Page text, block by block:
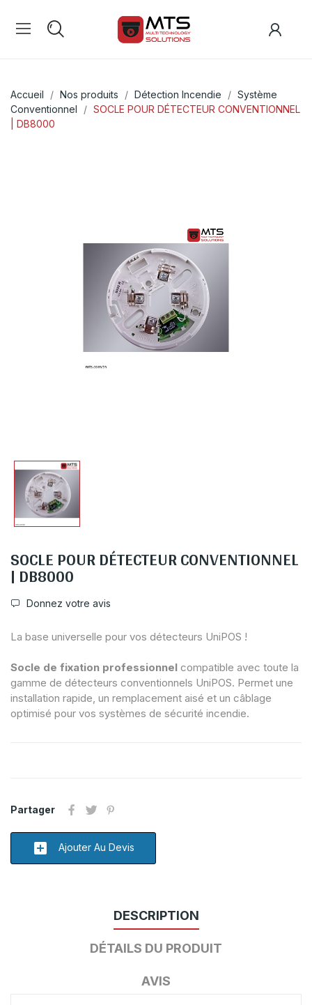
Accueil Nos produits Détection Incendie
Système
Conventionnel
SOCLE POUR DÉTECTEUR CONVENTIONNEL
| DB8000
SOCLE POUR DÉTECTEUR CONVENTIONNEL
| DB8000
Donnez votre avis
La base universelle pour vos détecteurs UniPOS !
Socle de fixation professionnel compatible avec toute la
gamme de détecteurs conventionnels UniPOS. Permet une
installation rapide, un remplacement aisé et un câblage
optimisé pour vos systèmes de sécurité incendie.
Partager
add_box Ajouter Au Devis
DESCRIPTION
DÉTAILS DU PRODUIT
AVIS